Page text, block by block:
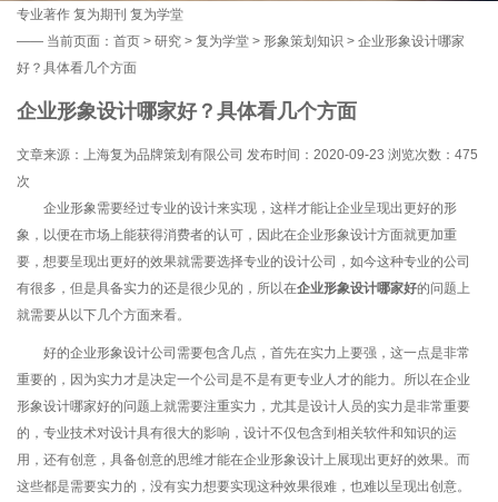
专业著作 复为期刊 复为学堂
—— 当前页面： 首页 > 研究 > 复为学堂 > 形象策划知识 > 企业形象设计哪家
好？具体看几个方面
企业形象设计哪家好？具体看几个方面
文章来源：上海复为品牌策划有限公司 发布时间：2020-09-23 浏览次数： 475
次
企业形象需要经过专业的设计来实现，这样才能让企业呈现出更好的形
象，以便在市场上能获得消费者的认可，因此在企业形象设计方面就更加重
要，想要呈现出更好的效果就需要选择专业的设计公司，如今这种专业的公司
有很多，但是具备实力的还是很少见的，所以在企业形象设计哪家好的问题上
就需要从以下几个方面来看。
好的企业形象设计公司需要包含几点，首先在实力上要强，这一点是非常
重要的，因为实力才是决定一个公司是不是有更专业人才的能力。所以在企业
形象设计哪家好的问题上就需要注重实力，尤其是设计人员的实力是非常重要
的，专业技术对设计具有很大的影响，设计不仅包含到相关软件和知识的运
用，还有创意，具备创意的思维才能在企业形象设计上展现出更好的效果。而
这些都是需要实力的，没有实力想要实现这种效果很难，也难以呈现出创意。